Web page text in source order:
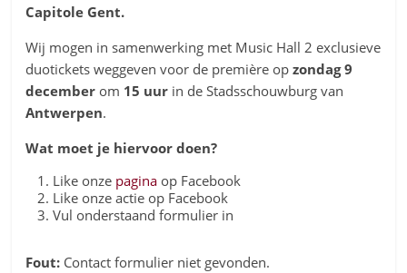
Capitole Gent.
Wij mogen in samenwerking met Music Hall 2 exclusieve
duotickets weggeven voor de première opzondag 9
december om 15 uur in de Stadsschouwburg van
Antwerpen.
Wat moet je hiervoor doen?
Like onze pagina op Facebook
Like onze actie op Facebook
Vul onderstaand formulier in
Fout: Contact formulier niet gevonden.